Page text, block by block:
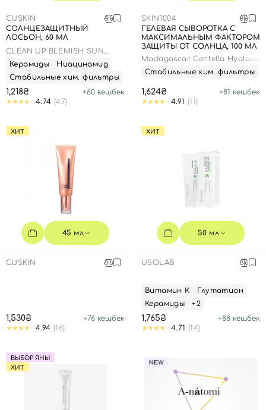
Кремы для тела с SPF
Миниатюры
Карбокситерапия
Бьюти Гаджеты
Автозагар
Наборы
Для детей
Специальный уход
Для детей
Для мужчин
Дезодоранты
Интимный уход
Автозагар
CUSKIN
СОЛНЦЕЗАЩИТНЫЙ
ЛОСЬОН, 60 МЛ
CLEAN UP BLEMISH SUN
LOTION SPF 50+ PA++++
Керамиды
Ниацинамид
Стабильные хим. фильтры
1,218₴ +60 кешбек
4.74 (47)
SKIN1004
ГЕЛЕВАЯ СЫВОРОТКА С
МАКСИМАЛЬНЫМ ФАКТОРОМ
ЗАЩИТЫ ОТ СОЛНЦА, 100 МЛ
Madagascar Centella Hyalu-
Cica Water-Fit Sun Serum
SPF50+ PA++++
Стабильные хим. фильтры
1,624₴ +81 кешбек
4.91 (11)
ХИТ
45 мл
CUSKIN
1,530₴ +76 кешбек
4.94 (16)
ХИТ
50 мл
USOLAB
Витамин К
Глутатион
Керамиды
+2
1,765₴ +88 кешбек
4.71 (14)
ВЫБОР ЯНЫ
ХИТ